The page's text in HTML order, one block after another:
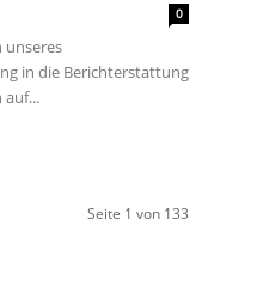
0
unseres
in die Berichterstattung
Seite 1 von 133